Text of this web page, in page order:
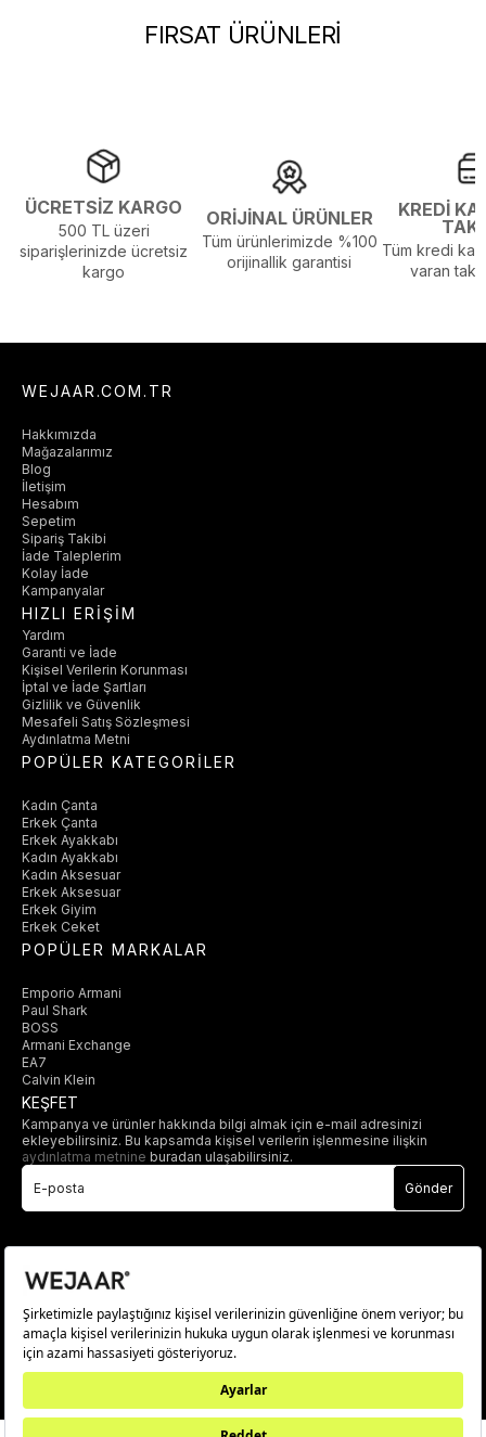
FIRSAT ÜRÜNLERİ
ÜCRETSİZ KARGO
500 TL üzeri
siparişlerinizde ücretsiz
kargo
ORİJİNAL ÜRÜNLER
Tüm ürünlerimizde %100
orijinallik garantisi
KREDİ
Tüm kredi
varan
WEJAAR.COM.TR
Hakkımızda
Mağazalarımız
Blog
İletişim
Hesabım
Sepetim
Sipariş Takibi
İade Taleplerim
Kolay İade
Kampanyalar
HIZLI ERİŞİM
Yardım
Garanti ve İade
Kişisel Verilerin Korunması
İptal ve İade Şartları
Gizlilik ve Güvenlik
Mesafeli Satış Sözleşmesi
Aydınlatma Metni
POPÜLER KATEGORİLER
Kadın Çanta
Erkek Çanta
Erkek Ayakkabı
Kadın Ayakkabı
Kadın Aksesuar
Erkek Aksesuar
Erkek Giyim
Erkek Ceket
POPÜLER MARKALAR
Emporio Armani
Paul Shark
BOSS
Armani Exchange
EA7
Calvin Klein
KEŞFET
Kampanya ve ürünler hakkında bilgi almak için e-mail adresinizi
ekleyebilirsiniz. Bu kapsamda kişisel verilerin işlenmesine ilişkin
aydınlatma metnine buradan ulaşabilirsiniz.
Gönder
© 2025 wejaar.com.tr. tüm hakları saklıdır.